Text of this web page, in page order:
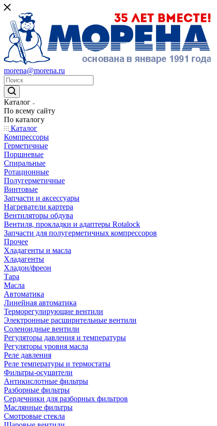
morena@morena.ru
Каталог
По всему сайту
По каталогу
Каталог
Компрессоры
Герметичные
Поршневые
Спиральные
Ротационные
Полугерметичные
Винтовые
Запчасти и аксессуары
Нагреватели картера
Вентиляторы обдува
Вентиля, прокладки и адаптеры Rotalock
Запчасти для полугерметичных компрессоров
Прочее
Хладагенты и масла
Хладагенты
Хладон/фреон
Тара
Масла
Автоматика
Линейная автоматика
Терморегулирующие вентили
Электронные расширительные вентили
Соленоидные вентили
Регуляторы давления и температуры
Регуляторы уровня масла
Реле давления
Реле температуры и термостаты
Фильтры-осушители
Антикислотные фильтры
Разборные фильтры
Сердечники для разборных фильтров
Маслянные фильтры
Смотровые стекла